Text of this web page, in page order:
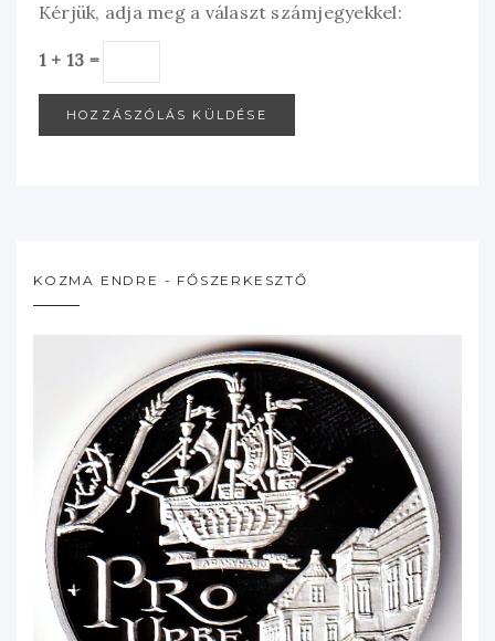
Kérjük, adja meg a választ számjegyekkel:
1 + 13 =
KOZMA ENDRE - FŐSZERKESZTŐ